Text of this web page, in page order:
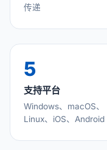
传递
5
支持平台
Windows、macOS、
Linux、iOS、Android